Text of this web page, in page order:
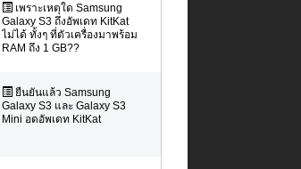
เพราะเหตุใด Samsung
Galaxy S3 ถึงอัพเดท KitKat
ไม่ได้ ทั้งๆ ที่ตัวเครื่องมาพร้อม
RAM ถึง 1 GB??
ยืนยันแล้ว Samsung
Galaxy S3 และ Galaxy S3
Mini อดอัพเดท KitKat